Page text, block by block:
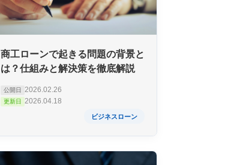
商工ローンで起きる問題の背景と
は？仕組みと解決策を徹底解説
公開日 2026.02.26
更新日 2026.04.18
ビジネスローン